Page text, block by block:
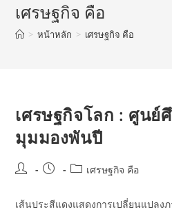
เศรษฐกิจ คือ
> หน้าหลัก > เศรษฐกิจ คือ
เศรษฐกิจโลก : ศูน
มุมมองพันปี
Post
Post
Postเศรษฐกิจ คือ
เส้นประสีแดงแสดงการเปลี่ยนแปลง